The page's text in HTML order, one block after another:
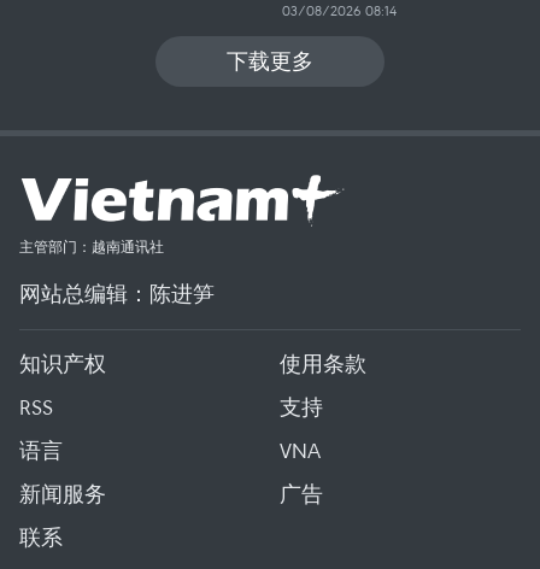
03/08/2026 08:14
下载更多
主管部门：越南通讯社
网站总编辑：陈进笋
知识产权
使用条款
RSS
支持
语言
VNA
新闻服务
广告
联系